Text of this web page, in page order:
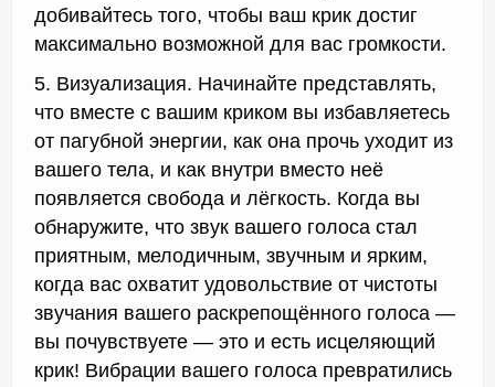
добивайтесь того, чтобы ваш крик достиг
максимально возможной для вас громкости.
5. Визуализация. Начинайте представлять,
что вместе с вашим криком вы избавляетесь
от пагубной энергии, как она прочь уходит из
вашего тела, и как внутри вместо неё
появляется свобода и лёгкость. Когда вы
обнаружите, что звук вашего голоса стал
приятным, мелодичным, звучным и ярким,
когда вас охватит удовольствие от чистоты
звучания вашего раскрепощённого голоса —
вы почувствуете — это и есть исцеляющий
крик! Вибрации вашего голоса превратились